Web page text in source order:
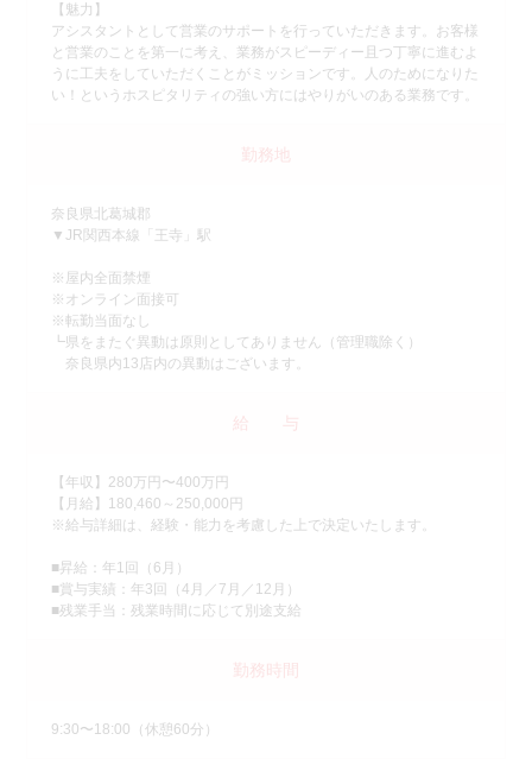
【魅力】
アシスタントとして営業のサポートを行っていただきます。お客様
と営業のことを第一に考え、業務がスピーディー且つ丁寧に進むよ
うに工夫をしていただくことがミッションです。人のためになりた
い！というホスピタリティの強い方にはやりがいのある業務です。
勤務地
奈良県北葛城郡
▼JR関西本線「王寺」駅
※屋内全面禁煙
※オンライン面接可
※転勤当面なし
┗県をまたぐ異動は原則としてありません（管理職除く）
奈良県内13店内の異動はございます。
給 与
【年収】280万円〜400万円
【月給】180,460～250,000円
※給与詳細は、経験・能力を考慮した上で決定いたします。
■昇給：年1回（6月）
■賞与実績：年3回（4月／7月／12月）
■残業手当：残業時間に応じて別途支給
勤務時間
9:30〜18:00（休憩60分）